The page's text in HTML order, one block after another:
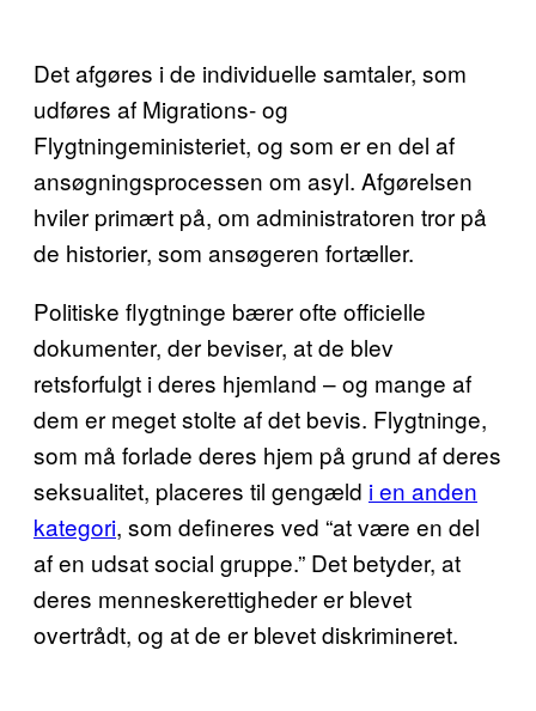
Det afgøres i de individuelle samtaler, som
udføres af Migrations- og
Flygtningeministeriet, og som er en del af
ansøgningsprocessen om asyl. Afgørelsen
hviler primært på, om administratoren tror på
de historier, som ansøgeren fortæller.
Politiske flygtninge bærer ofte officielle
dokumenter, der beviser, at de blev
retsforfulgt i deres hjemland – og mange af
dem er meget stolte af det bevis. Flygtninge,
som må forlade deres hjem på grund af deres
seksualitet, placeres til gengæld i en anden
kategori, som defineres ved “at være en del
af en udsat social gruppe.” Det betyder, at
deres menneskerettigheder er blevet
overtrådt, og at de er blevet diskrimineret.